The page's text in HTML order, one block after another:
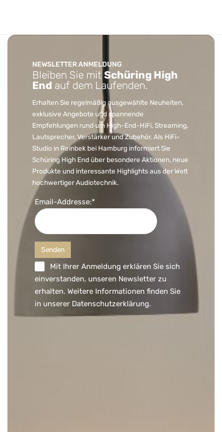
NEWSLETTER ANMELDUNG
Bleiben Sie mit Schüring High
End auf dem Laufenden.
Erhalten Sie regelmäßig ausgewählte Neuheiten,
exklusive Angebote und spannende
Empfehlungen rund um High-End-HiFi, Streaming,
Lautsprecher, Verstärker und Zubehör. Als HiFi-
Studio in Reinbek bei Hamburg informiert Sie
Schüring High End über besondere Aktionen, neue
Produkte und interessante Highlights aus der Welt
hochwertiger Audiotechnik.
Email-Addresse:*
Mit Ihrer Anmeldung erklären Sie sich
einverstanden, unseren Newsletter zu
erhalten. Weitere Informationen finden Sie
in unserer Datenschutzerklärung.